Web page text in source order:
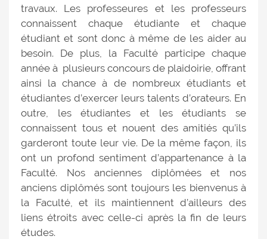
travaux. Les professeures et les professeurs
connaissent chaque étudiante et chaque
étudiant et sont donc à même de les aider au
besoin. De plus, la Faculté participe chaque
année à plusieurs concours de plaidoirie, offrant
ainsi la chance à de nombreux étudiants et
étudiantes d’exercer leurs talents d’orateurs. En
outre, les étudiantes et les étudiants se
connaissent tous et nouent des amitiés qu’ils
garderont toute leur vie. De la même façon, ils
ont un profond sentiment d’appartenance à la
Faculté. Nos anciennes diplômées et nos
anciens diplômés sont toujours les bienvenus à
la Faculté, et ils maintiennent d’ailleurs des
liens étroits avec celle-ci après la fin de leurs
études.